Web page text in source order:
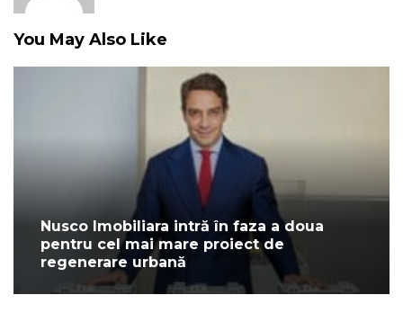
You May Also Like
Nusco Imobiliara intră în faza a doua
pentru cel mai mare proiect de
regenerare urbană